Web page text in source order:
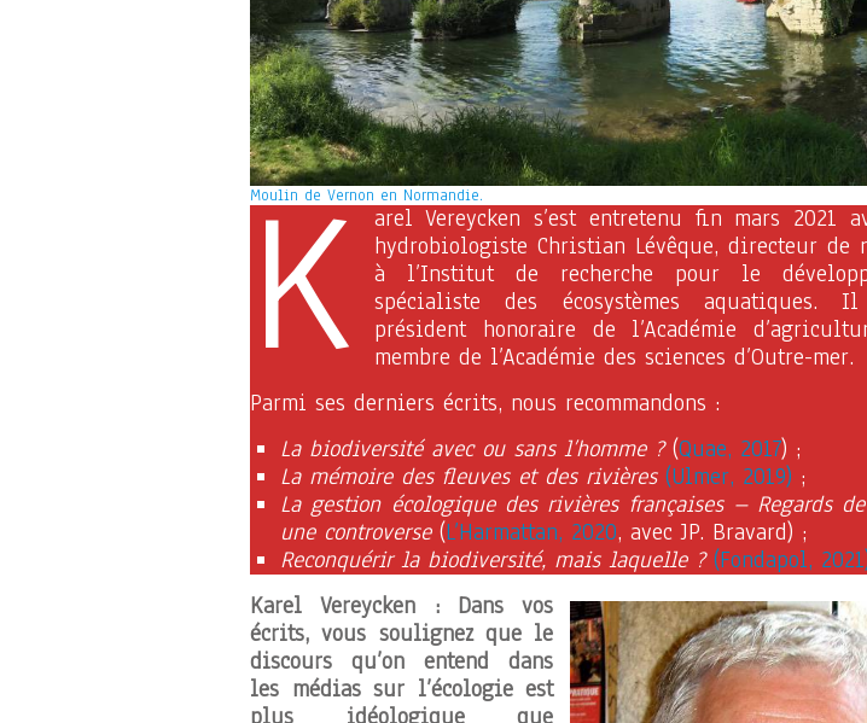
Moulin de Vernon en Normandie.
K
arel Vereycken s’est entretenu fin mars 2021
hydrobiologiste Christian Lévêque, directeur de
à l’Institut de recherche pour le
spécialiste des écosystèmes aquatiques.
président honoraire de l’Académie
membre de l’Académie des sciences d’Outre-mer.
Parmi ses derniers écrits, nous recommandons :
La biodiversité avec ou sans l’homme ?(Quae, 2017) ;
La mémoire des fleuves et des rivières (Ulmer, 2019) ;
La gestion écologique des rivières françaises – Regards
une controverse(L’Harmattan, 2020, avec JP. Bravard) ;
Reconquérir la biodiversité, mais laquelle ? (Fondapol,
Karel Vereycken : Dans vos
écrits, vous soulignez que le
discours qu’on entend dans
les médias sur l’écologie est